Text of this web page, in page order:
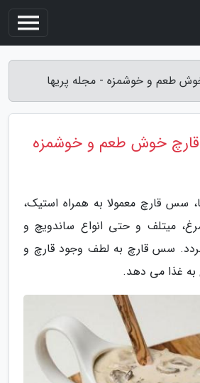
طعم و خوشمزه - مجله پریها
خوش طعم و خوشمزه
سس قارچ معمولا به همراه استیک،
میتلف و حتی انواع ساندویچ و
سس قارچ به لطف وجود قارچ و
غذا می دهد.